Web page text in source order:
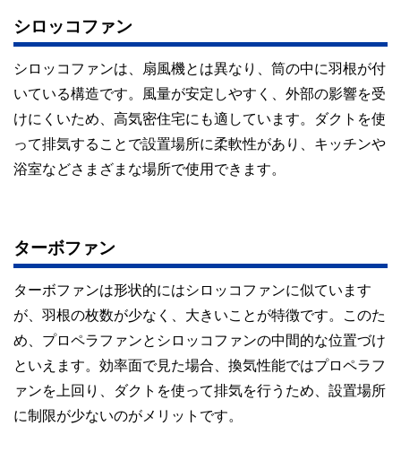
シロッコファン
シロッコファンは、扇風機とは異なり、筒の中に羽根が付
いている構造です。風量が安定しやすく、外部の影響を受
けにくいため、高気密住宅にも適しています。ダクトを使
って排気することで設置場所に柔軟性があり、キッチンや
浴室などさまざまな場所で使用できます。
ターボファン
ターボファンは形状的にはシロッコファンに似ています
が、羽根の枚数が少なく、大きいことが特徴です。このた
め、プロペラファンとシロッコファンの中間的な位置づけ
といえます。効率面で見た場合、換気性能ではプロペラフ
ァンを上回り、ダクトを使って排気を行うため、設置場所
に制限が少ないのがメリットです。